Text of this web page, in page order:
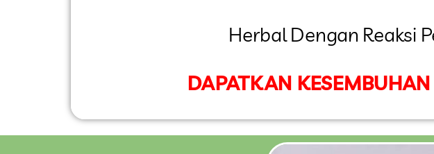
Herbal Dengan Reaksi
DAPATKAN KESEMBUHAN